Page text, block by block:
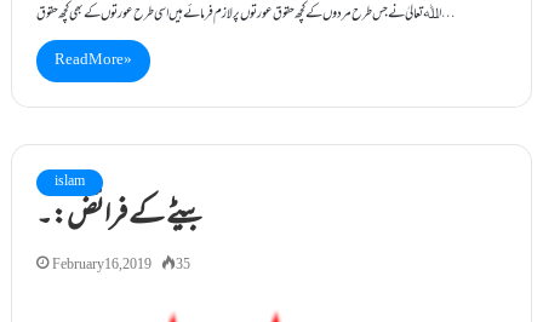
اﷲتعالیٰ نے جس طرح مردوں کے کچھ حقوق عورتوں پر لازم فرمائے ہیں اسی طرح عورتوں کے بھی کچھ حقوق…
Read More »
islam
بیٹے کے فرائض:۔
February 16, 2019 35